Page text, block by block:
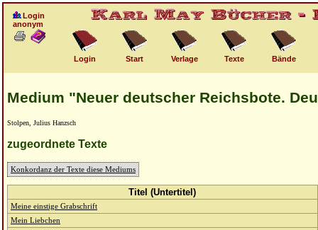
Login
anonym
Login Start Verlage Texte Bände
Medium "Neuer deutscher Reichsbote.
Stolpen, Julius Hanzsch
zugeordnete Texte
Konkordanz der Texte diese Mediums
Titel (Untertitel)
Meine einstige Grabschrift
Mein Liebchen